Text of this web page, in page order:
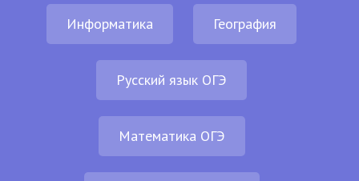
Информатика География
Русский язык ОГЭ
Математика ОГЭ